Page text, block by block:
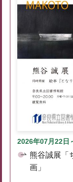
2026年07月22日
熊谷誠展
画」